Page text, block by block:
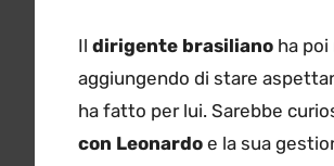
Il dirigente brasiliano ha
aggiungendo di stare
ha fatto per lui. Sarebbe
con Leonardo e la sua